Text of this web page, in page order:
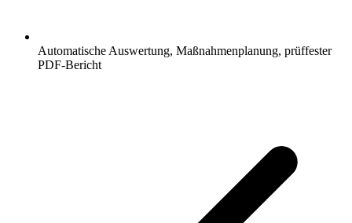
Automatische Auswertung, Maßnahmenplanung, prüffester
PDF-Bericht